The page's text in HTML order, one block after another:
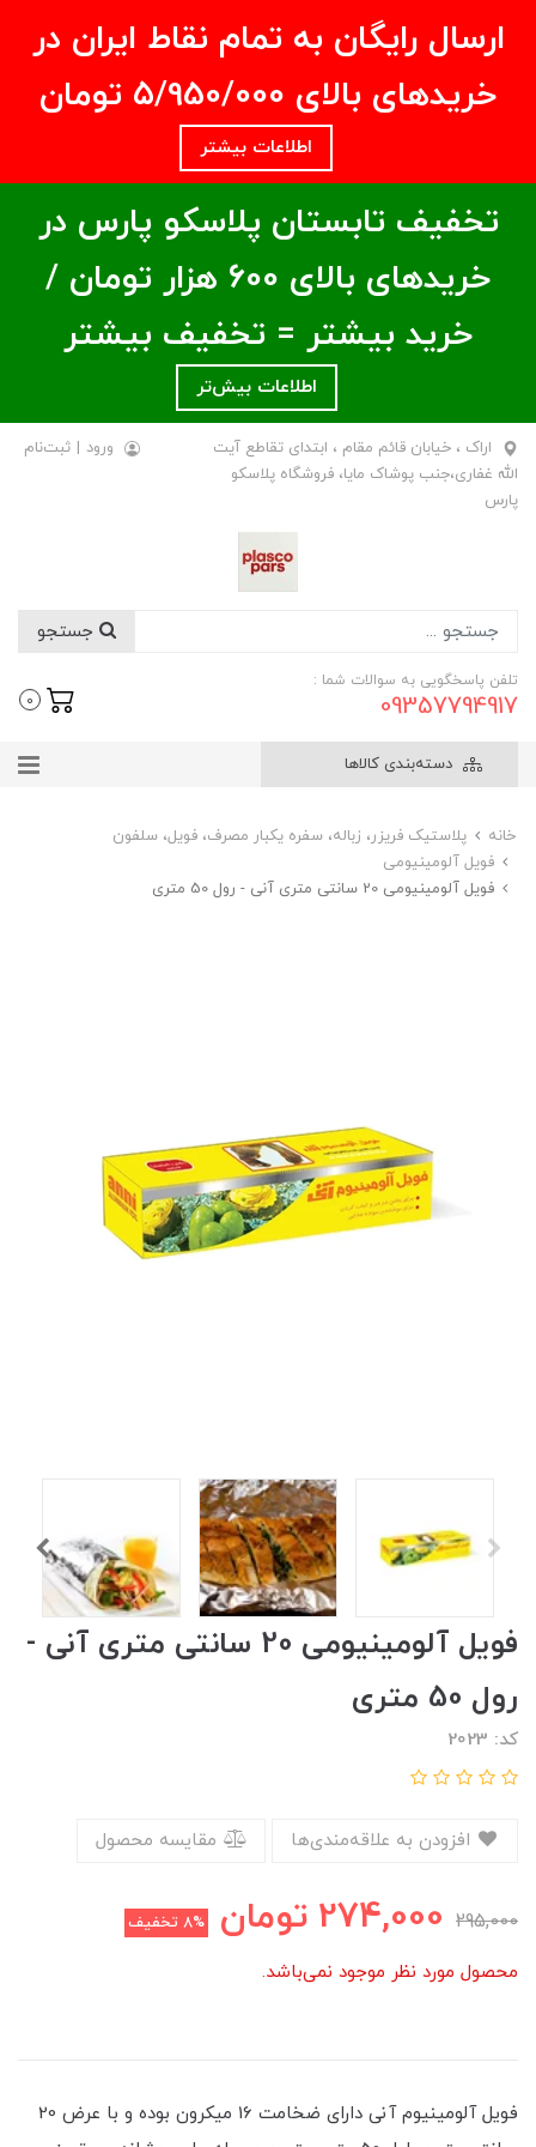
ارسال رایگان به تمام نقاط ایران در
خریدهای بالای ۵/950/000 تومان
اطلاعات بیشتر
تخفیف تابستان پلاسکو پارس در
خریدهای بالای ۶00 هزار تومان /
خرید بیشتر = تخفیف بیشتر
اطلاعات بیش‌تر
اراک ، خیابان قائم مقام ، ابتدای تقاطع آیت
الله غفاری،جنب پوشاک مایا، فروشگاه پلاسکو
پارس
ورود | ثبت‌نام
تلفن پاسخگویی به سوالات شما :
09357794917
0
دسته‌بندی کالاها
خانه
پلاستیک فریزر، زباله، سفره یکبار مصرف، فویل، سلفون
فویل آلومینیومی
فویل آلومینیومی 20 سانتی متری آنی - رول 50 متری
فویل آلومینیومی 20 سانتی متری آنی -
رول 50 متری
کد: 2023
مقایسه محصول
295,000
274,000 تومان 8% تخفیف
محصول مورد نظر موجود نمی‌باشد.
فویل آلومینیوم آنی دارای ضخامت 16 میکرون بوده و با عرض 20